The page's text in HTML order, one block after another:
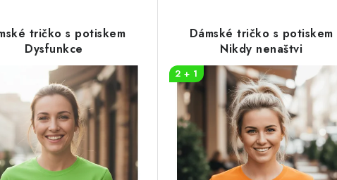
tričko s potiskem
Dysfunkce
Dámské tričko s potiskem
Nikdy nenaštvi
2 + 1